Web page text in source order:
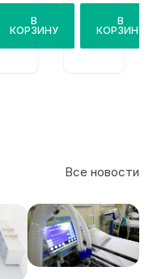
В
КОРЗИНУ
В
КОРЗИНУ
Все новости